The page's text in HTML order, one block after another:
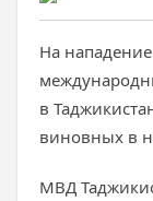
На
в
виновных в
МВД